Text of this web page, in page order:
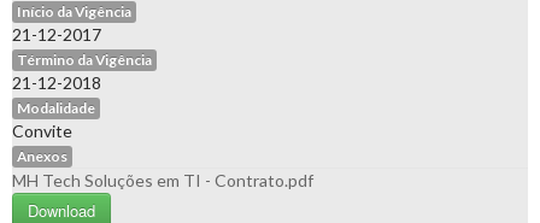
Início da Vigência
21-12-2017
Término da Vigência
21-12-2018
Modalidade
Convite
Anexos
MH Tech Soluções em TI - Contrato.pdf
Download